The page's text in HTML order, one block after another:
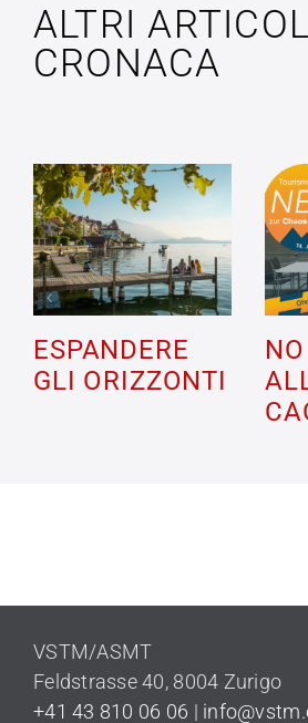
ALTRI
CRONACA
ESPANDERE
GLI ORIZZONTI
NO
VSTM/ASMT
Feldstrasse 40, 8004 Zurigo
+41 43 810 06 06 |